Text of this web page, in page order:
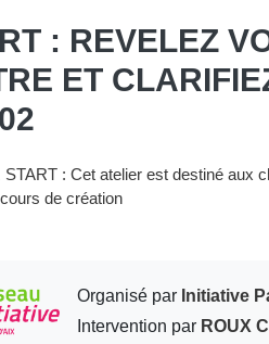
: REVELEZ
ET
: Cet atelier est destiné aux
de création
Organisé parInitiative
Intervention parROUX